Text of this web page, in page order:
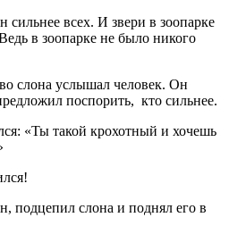
сильнее всех. И звери в зоопарке
в зоопарке не было никого
слона услышал человек. Он
поспорить, кто сильнее.
«Ты такой крохотный и хочешь
подцепил слона и поднял его в